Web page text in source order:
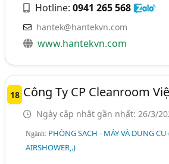
Hotline:0941 265 568
hantek@hantekvn.com
www.hantekvn.com
18 Công Ty CP Cleanroom
Ngày cập nhật gần nhất: 26/3/
Ngành: PHÒNG SẠCH - MÁY VÀ DỤNG CỤ
AIRSHOWER,.)